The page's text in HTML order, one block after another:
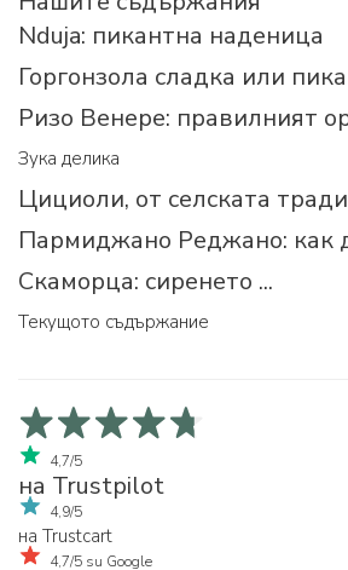
Nduja: пикантна наденица
Горгонзола сладка или
Ризо Венере: правилният
Зука делика
Цициоли, от селската
Пармиджано Реджано: как
Скаморца: сиренето ...
Текущото съдържание
4,7/5
на Trustpilot
4,9/5
на Trustcart
4,7/5 su Google